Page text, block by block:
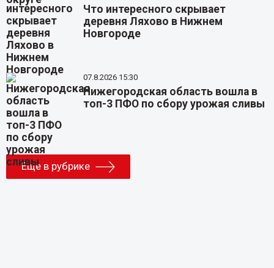
Что интересного скрывает
деревня Ляхово в Нижнем
Новгороде
07.8.2026 15:30
Нижегородская область вошла в
топ-3 ПФО по сбору урожая сливы
Еще в рубрике